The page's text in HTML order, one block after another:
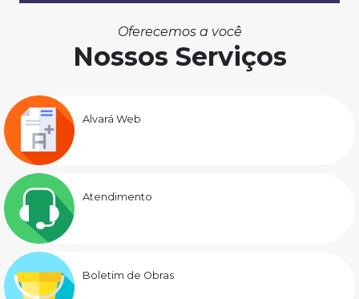
Oferecemos a você
Nossos Serviços
Alvará Web
Atendimento
Boletim de Obras